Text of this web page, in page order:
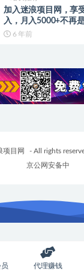
加入迷浪项目网，享
入，月入5000+不再
6 年前
项目网 - All rights
京公网安备中
代理赚钱